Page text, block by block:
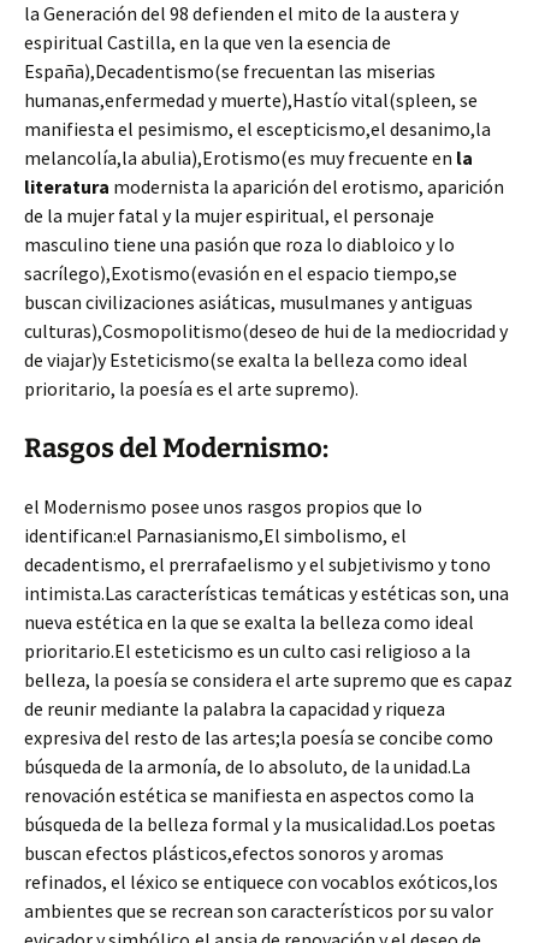
la Generación del 98 defienden el mito de la austera y
espiritual Castilla, en la que ven la esencia de
España),Decadentismo(se frecuentan las miserias
humanas,enfermedad y muerte),Hastío vital(spleen, se
manifiesta el pesimismo, el escepticismo,el desanimo,la
melancolía,la abulia),Erotismo(es muy frecuente en la
literatura modernista la aparición del erotismo, aparición
de la mujer fatal y la mujer espiritual, el personaje
masculino tiene una pasión que roza lo diabloico y lo
sacrílego),Exotismo(evasión en el espacio tiempo,se
buscan civilizaciones asiáticas, musulmanes y antiguas
culturas),Cosmopolitismo(deseo de hui de la mediocridad y
de viajar)y Esteticismo(se exalta la belleza como ideal
prioritario, la poesía es el arte supremo).
Rasgos del Modernismo:
el Modernismo posee unos rasgos propios que lo
identifican:el Parnasianismo,El simbolismo, el
decadentismo, el prerrafaelismo y el subjetivismo y tono
intimista.Las características temáticas y estéticas son, una
nueva estética en la que se exalta la belleza como ideal
prioritario.El esteticismo es un culto casi religioso a la
belleza, la poesía se considera el arte supremo que es capaz
de reunir mediante la palabra la capacidad y riqueza
expresiva del resto de las artes;la poesía se concibe como
búsqueda de la armonía, de lo absoluto, de la unidad.La
renovación estética se manifiesta en aspectos como la
búsqueda de la belleza formal y la musicalidad.Los poetas
buscan efectos plásticos,efectos sonoros y aromas
refinados, el léxico se entiquece con vocablos exóticos,los
ambientes que se recrean son característicos por su valor